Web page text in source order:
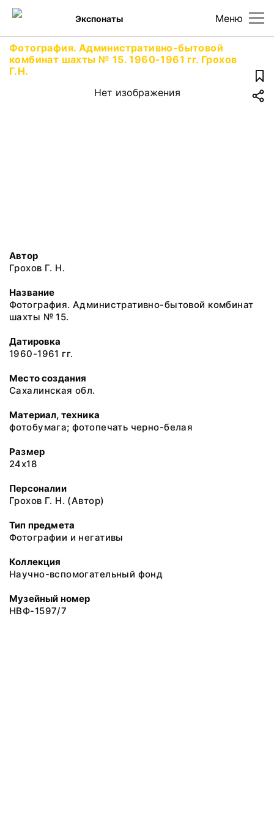
Меню
Экспонаты
Фотография. Административно-бытовой
комбинат шахты № 15. 1960-1961 гг. Грохов
Г.Н.
Нет изображения
Автор
Грохов Г. Н.
Название
Фотография. Административно-бытовой комбинат
шахты № 15.
Датировка
1960-1961 гг.
Место создания
Сахалинская обл.
Материал, техника
фотобумага; фотопечать черно-белая
Размер
24х18
Персоналии
Грохов Г. Н. (Автор)
Тип предмета
Фотографии и негативы
Коллекция
Научно-вспомогательный фонд
Музейный номер
НВФ-1597/7